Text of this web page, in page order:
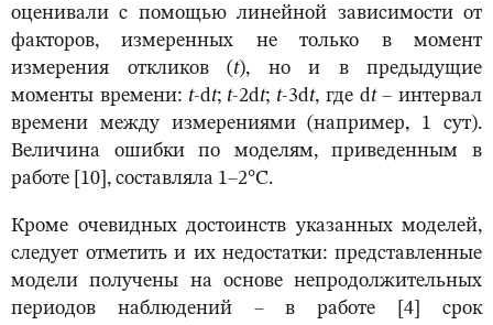
оценивали с помощью линейной зависимости от
факторов, измеренных не только в момент
измерения откликов (t), но и в предыдущие
моменты времени: t-dt; t-2dt; t-3dt, где dt– интервал
времени между измерениями (например, 1 сут).
Величина ошибки по моделям, приведенным в
работе [10], составляла 1–2°С.
Кроме очевидных достоинств указанных моделей,
следует отметить и их недостатки: представленные
модели получены на основе непродолжительных
периодов наблюдений – в работе [4] срок